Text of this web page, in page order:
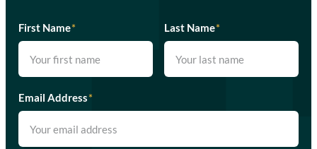
First Name* Last Name*
Email Address*